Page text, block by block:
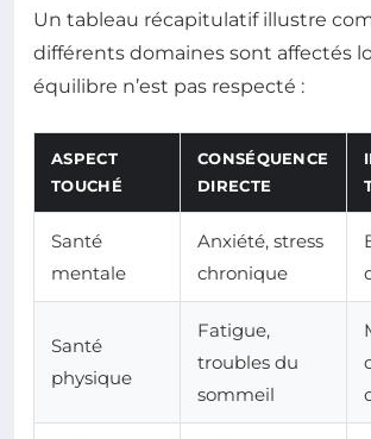
Un tableau récapitulatif illustre
différents domaines sont affectés
équilibre n’est pas respecté :
ASPECT
TOUCHÉ
CONSÉQUENCE
DIRECTE
Santé
mentale
Anxiété, stress
chronique
Santé
physique
Fatigue,
troubles du
sommeil